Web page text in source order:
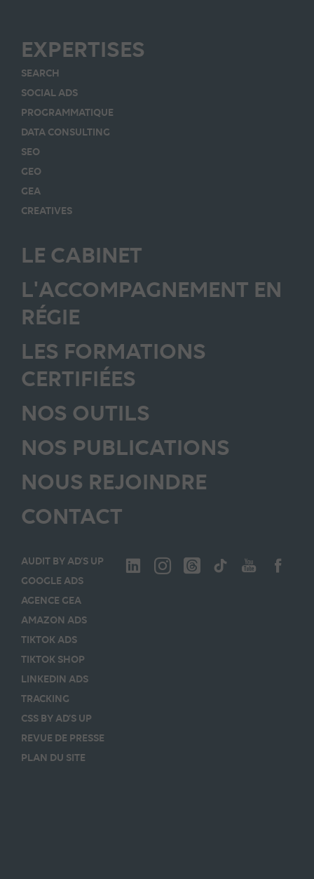
EXPERTISES
SEARCH
SOCIAL ADS
PROGRAMMATIQUE
DATA CONSULTING
SEO
GEO
GEA
CREATIVES
LE CABINET
L'ACCOMPAGNEMENT EN
RÉGIE
LES FORMATIONS
CERTIFIÉES
NOS OUTILS
NOS PUBLICATIONS
NOUS REJOINDRE
CONTACT
AUDIT BY AD’S UP
GOOGLE ADS
AGENCE GEA
AMAZON ADS
TIKTOK ADS
TIKTOK SHOP
LINKEDIN ADS
TRACKING
CSS BY AD’S UP
REVUE DE PRESSE
PLAN DU SITE